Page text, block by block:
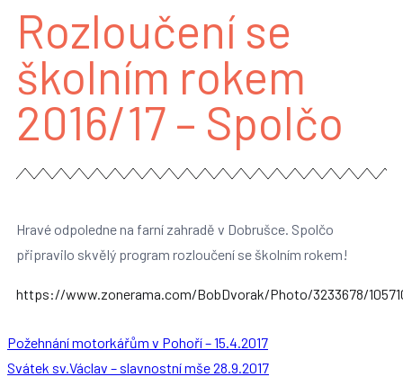
Rozloučení se
školním rokem
2016/17 – Spolčo
Hravé odpoledne na farní zahradě v Dobrušce. Spolčo
připravilo skvělý program rozloučení se školním rokem!
https://www.zonerama.com/BobDvorak/Photo/3233678/
Požehnání motorkářům v Pohoří – 15.4.2017
Svátek sv.Václav – slavnostní mše 28.9.2017